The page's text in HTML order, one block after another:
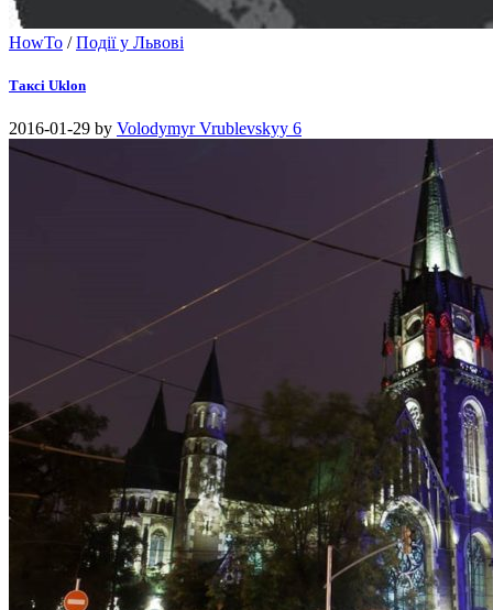
HowTo /Події у Львові
Таксі Uklon
2016-01-29 by Volodymyr Vrublevskyy 6